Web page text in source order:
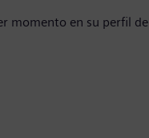
momento en su perfil de